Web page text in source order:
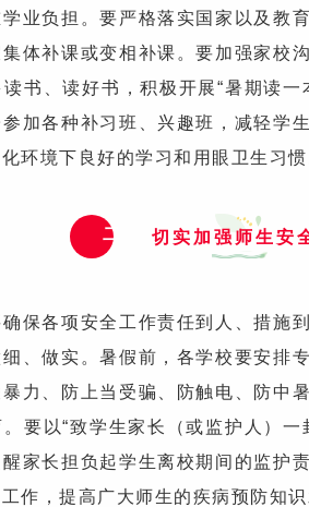
业负担。要严格落实国家以及教
体补课或变相补课。要加强家校
书、读好书，积极开展“暑期读
加各种补习班、兴趣班，减轻学
环境下良好的学习和用眼卫生习惯
二 切实加强师生安
保各项安全工作责任到人、措施
、做实。暑假前，各学校要安排
力、防上当受骗、防触电、防中
要以“致学生家长（或监护人）
家长担负起学生离校期间的监护
作，提高广大师生的疾病预防知